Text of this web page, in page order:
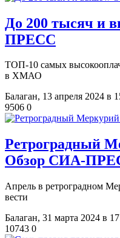
До 200 тысяч и
ПРЕСС
ТОП-10 самых
в ХМАО
Балаган, 13 апреля 2024 в
9506 0
Ретроградный
Обзор СИА-
Апрель в ретроградном
вести
Балаган, 31 марта 2024 в
10743 0